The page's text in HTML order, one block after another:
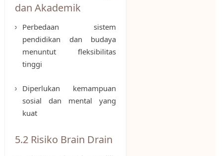
dan Akademik
Perbedaan sistem
pendidikan dan budaya
menuntut fleksibilitas
tinggi
Diperlukan kemampuan
sosial dan mental yang
kuat
5.2 Risiko Brain Drain